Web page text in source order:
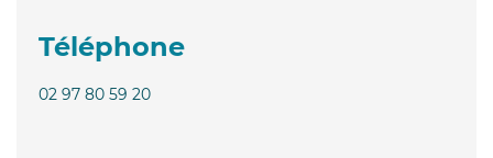
Téléphone
02 97 80 59 20